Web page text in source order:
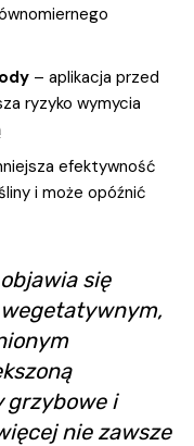
– aplikacja przed
ryzyko wymycia
efektywność
i może opóźnić
się
grzybowe i
nie zawsze